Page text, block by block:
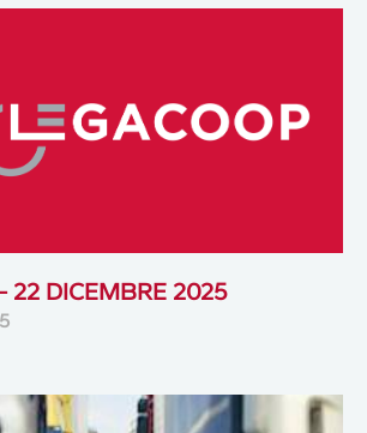
22 DICEMBRE 2025